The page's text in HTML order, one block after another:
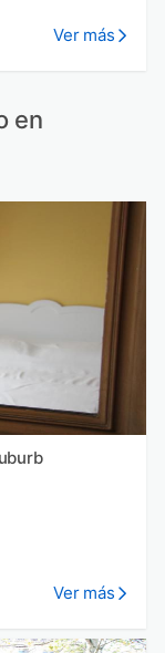
Ver más
en
Ver más